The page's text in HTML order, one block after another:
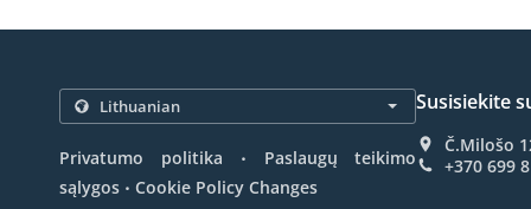
Privatumo politika .
Paslaugų teikimo
sąlygos . Cookie Policy Changes
Susisiekite
Č.Milošo
+370 699